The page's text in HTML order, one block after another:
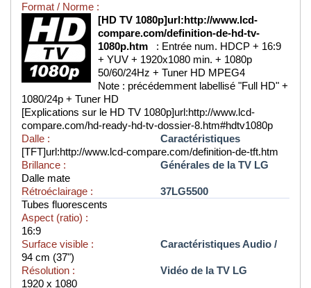
Format / Norme :
[HD TV 1080p]url:http://www.lcd-
compare.com/definition-de-hd-tv-
1080p.htm
: Entrée num. HDCP + 16:9
+ YUV + 1920x1080 min. + 1080p
50/60/24Hz + Tuner HD MPEG4
Note : précédemment labellisé "Full HD" +
1080/24p + Tuner HD
[Explications sur le HD TV 1080p]url:http://www.lcd-
compare.com/hd-ready-hd-tv-dossier-8.htm#hdtv1080p
Dalle :
[TFT]url:http://www.lcd-compare.com/definition-de-tft.htm
Brillance :
Dalle mate
Rétroéclairage :
Tubes fluorescents
Aspect (ratio) :
16:9
Surface visible :
94 cm (37")
Résolution :
1920 x 1080
Caractéristiques
Générales de la TV LG
37LG5500
Caractéristiques Audio /
Vidéo de la TV LG